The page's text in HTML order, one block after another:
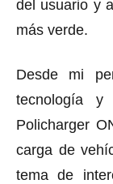
del usuario y
más verde.
Desde mi
tecnología
Policharger
carga de
tema de